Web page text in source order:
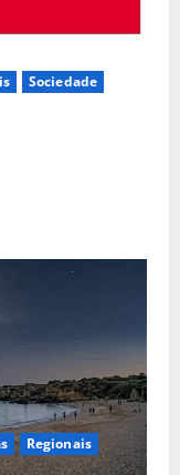
Sociedade
Regionais